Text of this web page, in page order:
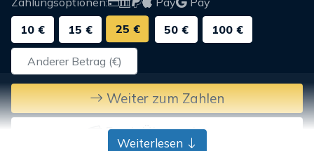
10 €
15 € 25 € 50 € 100 €
Weiter zum Zahlen
Bank-Überweisung
Weiterlesen